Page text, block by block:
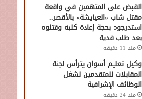
القبض على المتهمين في واقعة
مقتل شاب «العيايشة» بالأقصر..
استدرجوه بحجة إعادة كلبه وقتلوه
بعد طلب فدية
منذ 11 دقيقة
وكيل تعليم أسوان يترأس لجنة
المقابلات للمتقدمين لشغل
الوظائف الإشرافية
منذ 24 دقيقة